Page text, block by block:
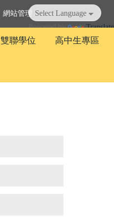
Powered by Translate
網站管理
雙聯學位 高中生專區